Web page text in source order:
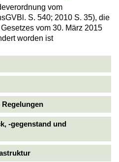
vom
S. 540; 2010 S. 35), die
vom 30. März 2015
worden ist
-gegenstand und